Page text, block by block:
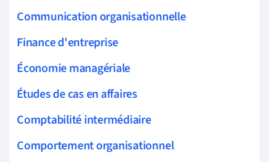
Communication organisationnelle
Finance d'entreprise
Économie managériale
Études de cas en affaires
Comptabilité intermédiaire
Comportement organisationnel